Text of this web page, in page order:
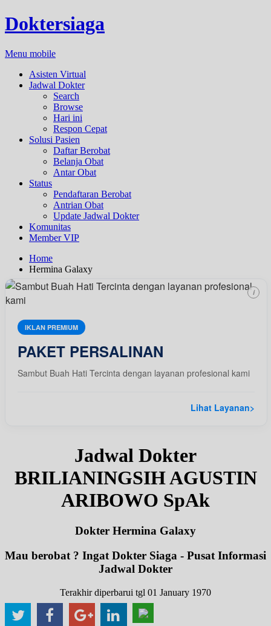
Doktersiaga
Menu mobile
Asisten Virtual
Jadwal Dokter
Search
Browse
Hari ini
Respon Cepat
Solusi Pasien
Daftar Berobat
Belanja Obat
Antar Obat
Status
Pendaftaran Berobat
Antrian Obat
Update Jadwal Dokter
Komunitas
Member VIP
Home
Hermina Galaxy
IKLAN PREMIUM
PAKET PERSALINAN
Sambut Buah Hati Tercinta dengan layanan profesional kami
Lihat Layanan>
i
Jadwal Dokter
BRILIANINGSIH AGUSTIN
ARIBOWO SpAk
Dokter Hermina Galaxy
Mau berobat ? Ingat Dokter Siaga - Pusat Informasi
Jadwal Dokter
Terakhir diperbarui tgl 01 January 1970